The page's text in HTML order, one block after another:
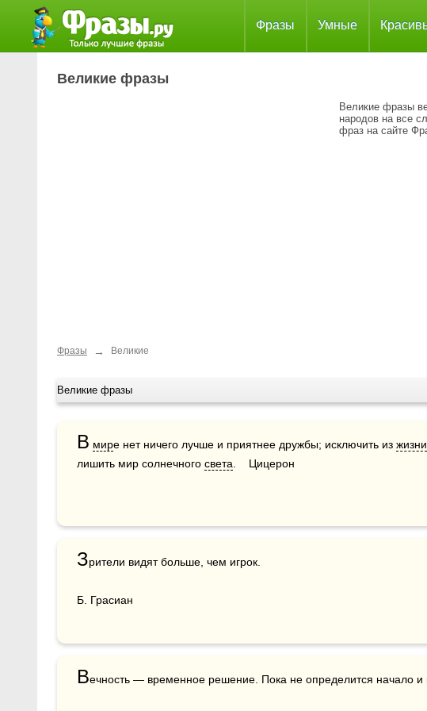
Фразы Умные
Великие фразы
Великие фразы
народов на все
фраз на сайте
Фразы → Великие
Великие фразы
В мире нет ничего лучше и приятнее дружбы; исключить из жизни
лишить мир солнечного света .    Цицерон
Зрители видят больше, чем игрок.
Б. Грасиан
Вечность — временное решение. Пока не определится начало и